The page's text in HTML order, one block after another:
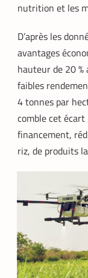
nutrition et les
D’après les
avantages
hauteur de 20
faibles
4 tonnes par
comble cet
financement,
riz, de produits